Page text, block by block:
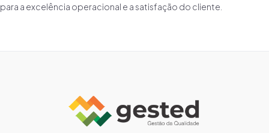
para a excelência operacional e a satisfação do cliente.